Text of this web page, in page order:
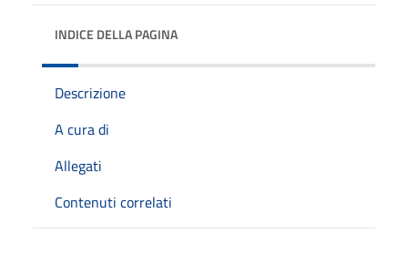
INDICE DELLA PAGINA
Descrizione
A cura di
Allegati
Contenuti correlati